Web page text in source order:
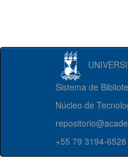
Sistema de
Núcleo de
+55 79 3194-6528